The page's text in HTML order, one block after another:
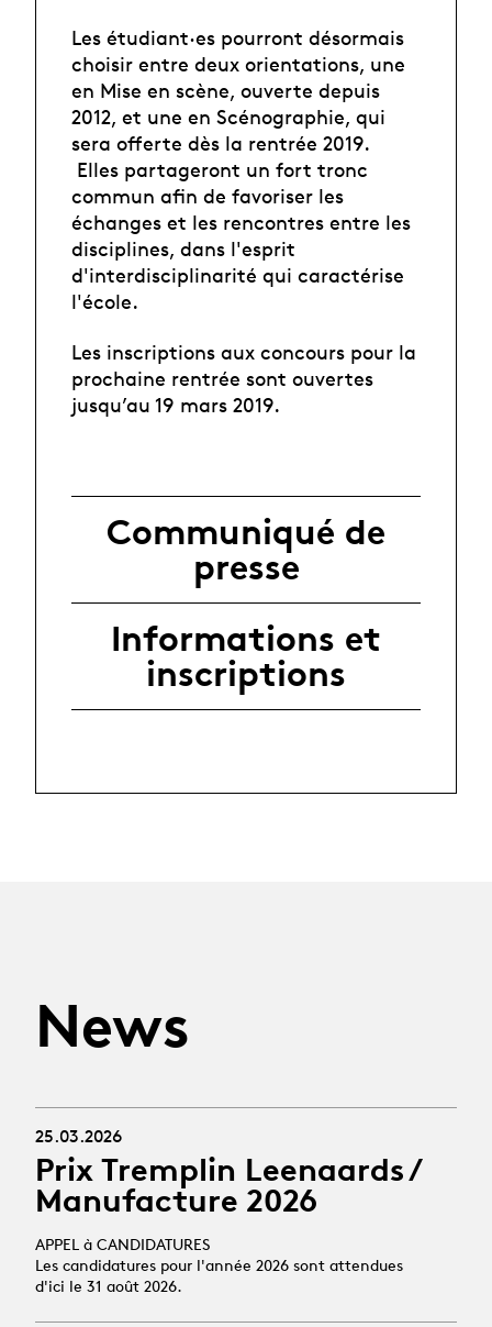
Les étudiant·es pourront désormais
choisir entre deux orientations, une
en Mise en scène, ouverte depuis
2012, et une en Scénographie, qui
sera offerte dès la rentrée 2019.
Elles partageront un fort tronc
commun afin de favoriser les
échanges et les rencontres entre les
disciplines, dans l'esprit
d'interdisciplinarité qui caractérise
l'école.
Les inscriptions aux concours pour la
prochaine rentrée sont ouvertes
jusqu’au 19 mars 2019.
Communiqué de
presse
Informations et
inscriptions
News
25.03.2026
Prix Tremplin Leenaards /
Manufacture 2026
APPEL à CANDIDATURES
Les candidatures pour l'année 2026 sont attendues
d'ici le 31 août 2026.